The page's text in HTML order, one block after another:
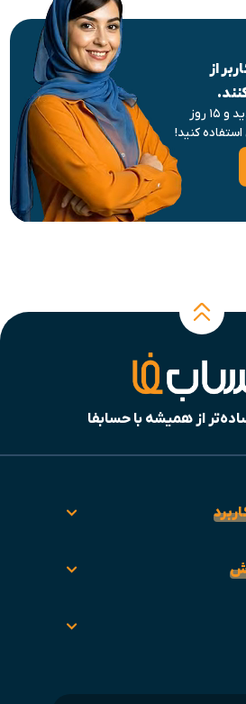
از
به خانواده حسابفا بپیوندید و ۱۵ روز
استفاده کنید!
از همیشه با حسابفا